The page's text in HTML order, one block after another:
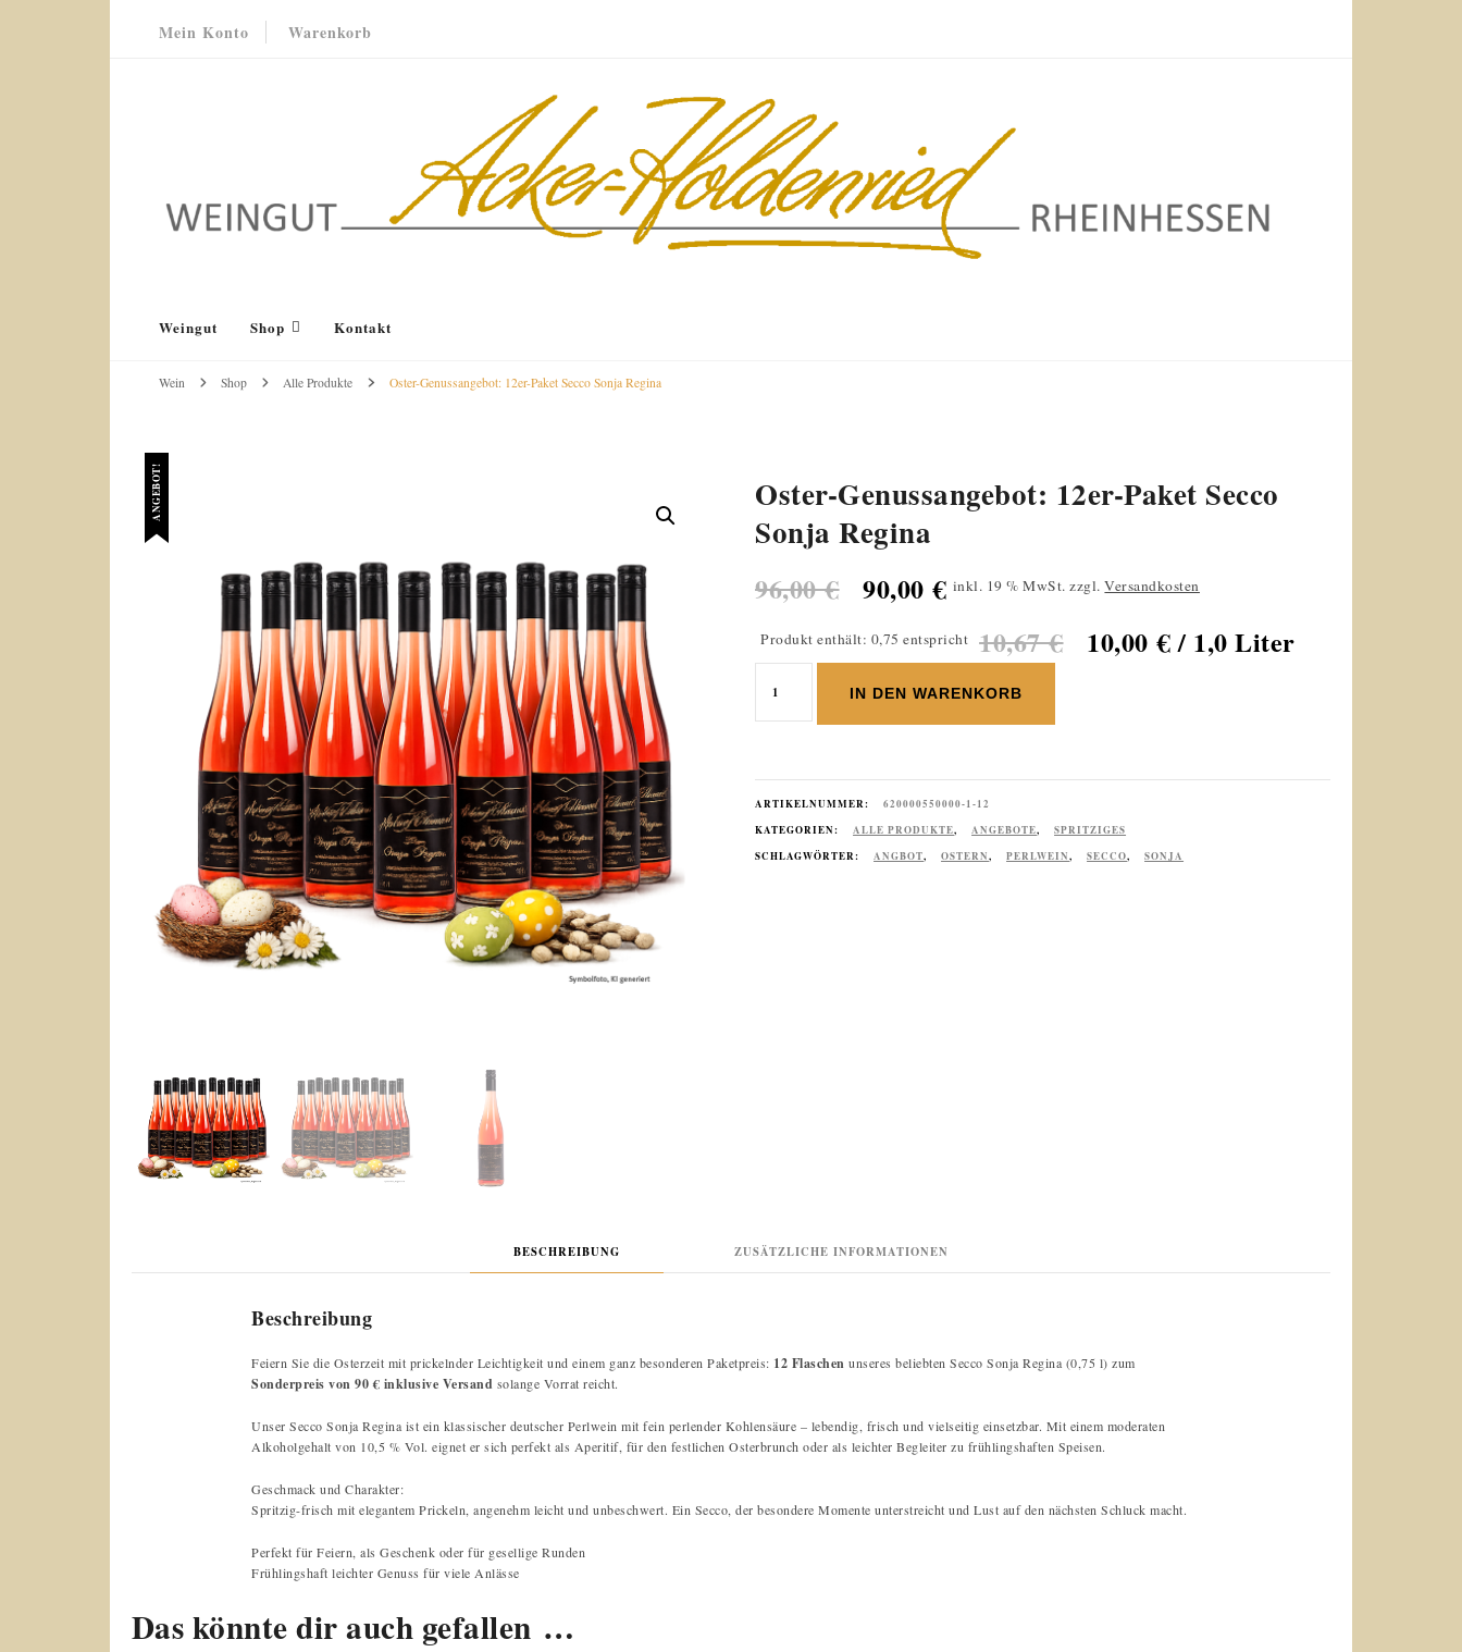
Mein Konto Warenkorb
Weingut Shop Kontakt
Wein Shop Alle Produkte Oster-Genussangebot: 12er-Paket Secco Sonja Regina
ANGEBOT!
Oster-Genussangebot: 12er-Paket Secco
Sonja Regina
96,00€
Ursprünglicher
Preis
war:
90,00€Aktueller
Preis
ist:
inkl. 19 % MwSt. zzgl.Versandkosten
Produkt enthält: 0,75 entspricht 10,67€ 10,00€/ 1,0 Liter
Genussangebot:
12er-
Secco
Sonja
Regina
Menge
IN DEN WARENKORB
ARTIKELNUMMER:
620000550000-1-12
KATEGORIEN:
ALLE PRODUKTE, ANGEBOTE,
SPRITZIGES
SCHLAGWÖRTER:
ANGBOT, OSTERN, PERLWEIN, SECCO, SONJA
BESCHREIBUNG ZUSÄTZLICHE INFORMATIONEN
Beschreibung
Feiern Sie die Osterzeit mit prickelnder Leichtigkeit und einem ganz besonderen Paketpreis: 12 Flaschen unseres beliebten Secco Sonja Regina (0,75 l) zum
Sonderpreis von 90 € inklusive Versand solange Vorrat reicht.
Unser Secco Sonja Regina ist ein klassischer deutscher Perlwein mit fein perlender Kohlensäure – lebendig, frisch und vielseitig einsetzbar. Mit einem moderaten
Alkoholgehalt von 10,5 % Vol. eignet er sich perfekt als Aperitif, für den festlichen Osterbrunch oder als leichter Begleiter zu frühlingshaften Speisen.
Geschmack und Charakter:
Spritzig-frisch mit elegantem Prickeln, angenehm leicht und unbeschwert. Ein Secco, der besondere Momente unterstreicht und Lust auf den nächsten Schluck macht.
Perfekt für Feiern, als Geschenk oder für gesellige Runden
Frühlingshaft leichter Genuss für viele Anlässe
Das könnte dir auch gefallen …